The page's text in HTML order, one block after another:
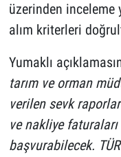
üzerinden inceleme
alım kriterleri
Yumaklı
tarım ve orman
verilen sevk
ve nakliye
başvurabilecek.